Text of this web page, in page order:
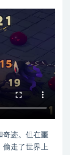
奇迹。但在噩
偷走了世界上